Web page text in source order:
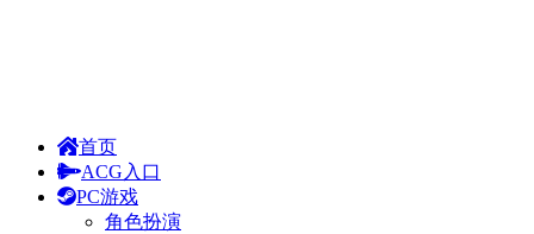
首页
ACG入口
PC游戏
角色扮演